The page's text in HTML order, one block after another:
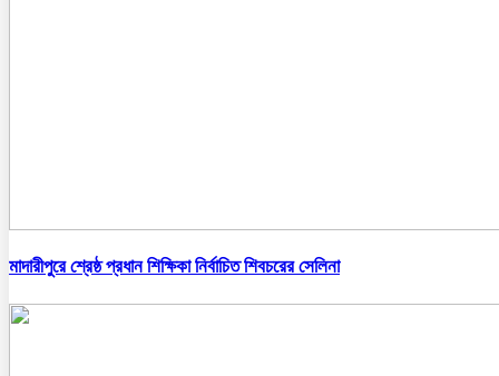
মাদারীপুরে শ্রেষ্ঠ প্রধান শিক্ষিকা নির্বাচিত শিবচরের সেলিনা